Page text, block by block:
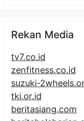
Rekan Media
tv7.co.id
zenfitness.co.id
suzuki-
tki.or.id
beritasiang.com